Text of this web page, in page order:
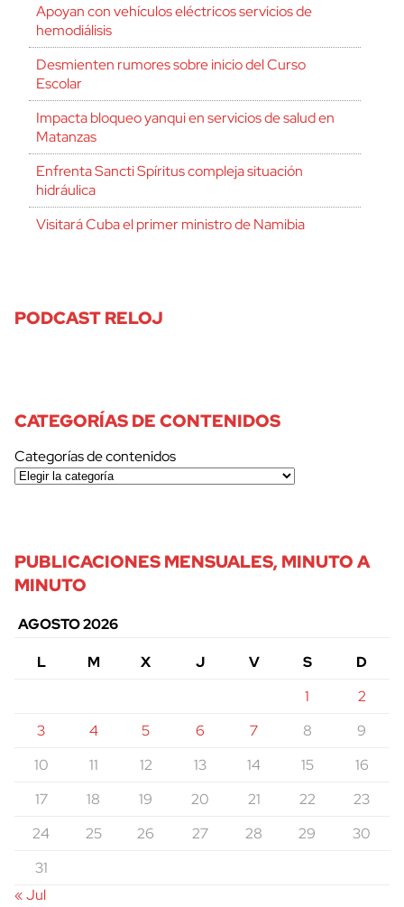
Apoyan con vehículos eléctricos servicios de
hemodiálisis
Desmienten rumores sobre inicio del Curso
Escolar
Impacta bloqueo yanqui en servicios de salud en
Matanzas
Enfrenta Sancti Spíritus compleja situación
hidráulica
Visitará Cuba el primer ministro de Namibia
PODCAST RELOJ
CATEGORÍAS DE CONTENIDOS
Categorías de contenidos
PUBLICACIONES MENSUALES, MINUTO A
MINUTO
AGOSTO 2026
L
M X J V S
D
1
2
3
4 5 6 7 8
9
10
11 12 13 14 15
16
17
18 19 20 21 22
23
24
25 26 27 28 29
30
31
« Jul